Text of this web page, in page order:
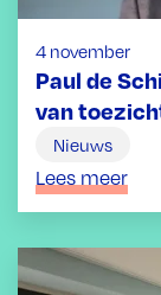
Paul de
van
4 november
Nieuws
Lees meer